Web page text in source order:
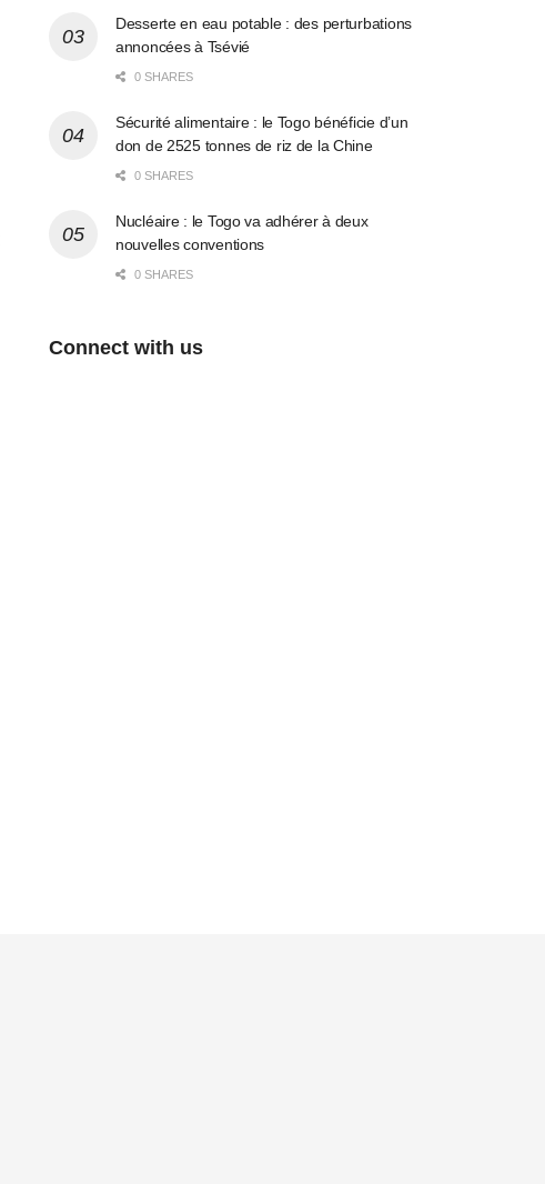
Desserte en eau potable : des perturbations
annoncées à Tsévié
0 SHARES
Sécurité alimentaire : le Togo bénéficie d’un
don de 2525 tonnes de riz de la Chine
0 SHARES
Nucléaire : le Togo va adhérer à deux
nouvelles conventions
0 SHARES
Connect with us